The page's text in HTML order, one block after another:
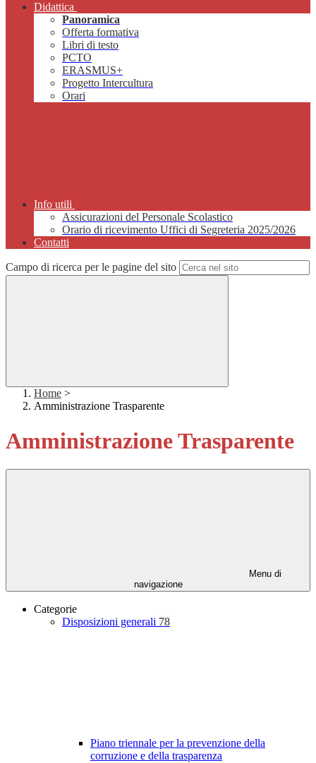
Didattica
Panoramica
Offerta formativa
Libri di testo
PCTO
ERASMUS+
Progetto Intercultura
Orari
Info utili
Assicurazioni del Personale Scolastico
Orario di ricevimento Uffici di Segreteria 2025/2026
Contatti
Campo di ricerca per le pagine del sito
Home >
Amministrazione Trasparente
Amministrazione Trasparente
Menu di
navigazione
Categorie
Disposizioni generali 78
Piano triennale per la prevenzione della
corruzione e della trasparenza